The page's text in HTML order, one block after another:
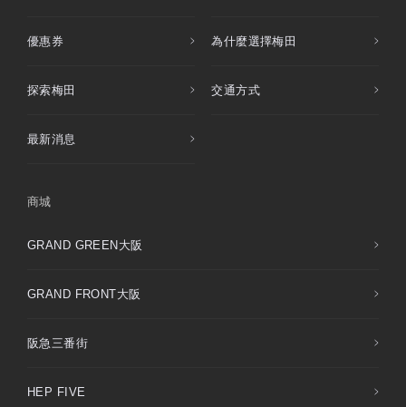
優惠券 為什麼選擇梅田
探索梅田 交通方式
最新消息
商城
GRAND GREEN大阪
GRAND FRONT大阪
阪急三番街
HEP FIVE